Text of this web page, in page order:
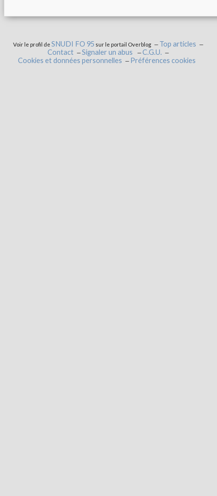
Voir le profil deSNUDI FO 95 sur le portail Overblog
Top articles
Contact
Signaler un abus
C.G.U.
Cookies et données personnelles
Préférences cookies